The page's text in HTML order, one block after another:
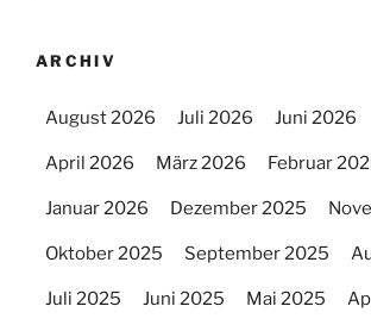
ARCHIV
August 2026 Juli 2026 Juni 2026
April 2026 März 2026 Februar
Januar 2026 Dezember 2025
Oktober 2025 September 2025
Juli 2025 Juni 2025 Mai 2025